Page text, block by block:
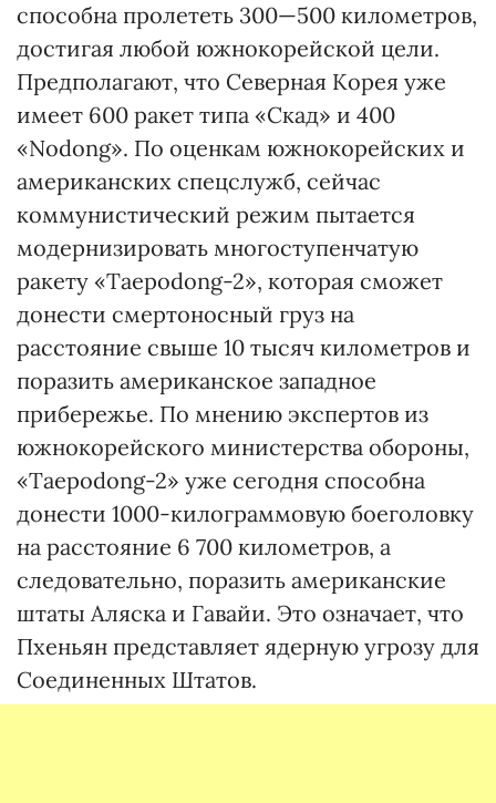
способна пролететь 300—500 километров,
достигая любой южнокорейской цели.
Предполагают, что Северная Корея уже
имеет 600 ракет типа «Скад» и 400
«Nodong». По оценкам южнокорейских и
американских спецслужб, сейчас
коммунистический режим пытается
модернизировать многоступенчатую
ракету «Taepodong-2», которая сможет
донести смертоносный груз на
расстояние свыше 10 тысяч километров и
поразить американское западное
прибережье. По мнению экспертов из
южнокорейского министерства обороны,
«Taepodong-2» уже сегодня способна
донести 1000-килограммовую боеголовку
на расстояние 6 700 километров, а
следовательно, поразить американские
штаты Аляска и Гавайи. Это означает, что
Пхеньян представляет ядерную угрозу для
Соединенных Штатов.